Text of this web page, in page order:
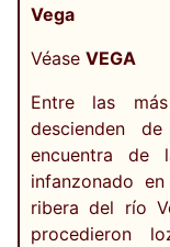
Vega
Véase VEGA
Entre las
descienden
encuentra
infanzonado
ribera del río
procedieron